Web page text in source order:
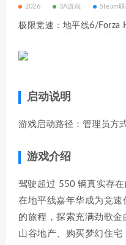
2026 3A游戏 Steam联
极限竞速：地平线6/Forza
启动说明
游戏启动路径：管理员方
游戏介绍
驾驶超过 550 辆真实存
在地平线嘉年华成为竞
的旅程，探索充满劲歌
山谷地产、购买梦幻住